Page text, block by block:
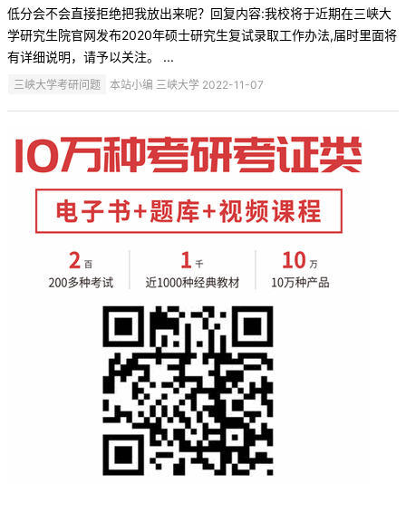
低分会不会直接拒绝把我放出来呢？回复内容:我校将于近期在三峡大
学研究生院官网发布2020年硕士研究生复试录取工作办法,届时里面将
有详细说明，请予以关注。 ...
三峡大学考研问题 本站小编 三峡大学 2022-11-07